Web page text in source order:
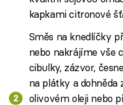
kapkami citronové
Směs na knedlíčky
nebo nakrájíme vše
cibulky, zázvor,
na plátky a dohněda
olivovém oleji nebo